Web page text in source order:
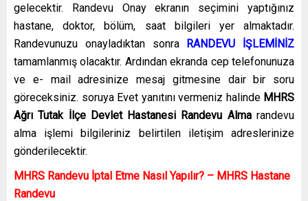
gelecektir. Randevu Onay ekranın seçimini yaptığınız
hastane, doktor, bölüm, saat bilgileri yer almaktadır.
Randevunuzu onayladıktan sonraRANDEVU İŞLEMİNİZ
tamamlanmış olacaktır. Ardından ekranda cep telefonunuza
ve e- mail adresinize mesaj gitmesine dair bir soru
göreceksiniz. soruya Evet yanıtını vermeniz halindeMHRS
Ağrı Tutak İlçe Devlet Hastanesi Randevu Almarandevu
alma işlemi bilgileriniz belirtilen iletişim adreslerinize
gönderilecektir.
MHRS Randevu İptal Etme Nasıl Yapılır? – MHRS Hastane
Randevu